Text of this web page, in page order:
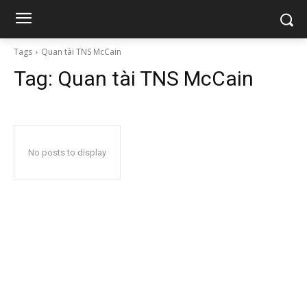
Tags Quan tài TNS McCain
Tag: Quan tài TNS McCain
No posts to display